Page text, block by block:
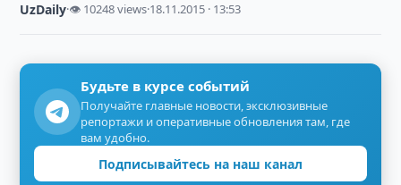
UzDaily·👁 10248 views·18.11.2015 · 13:53
Будьте в курсе событий
Получайте главные новости, эксклюзивные
репортажи и оперативные обновления там, где
вам удобно.
Подписывайтесь на наш канал